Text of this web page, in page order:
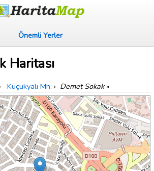
Önemli Yerler
Haritası
Küçükyalı Mh. › Demet Sokak»